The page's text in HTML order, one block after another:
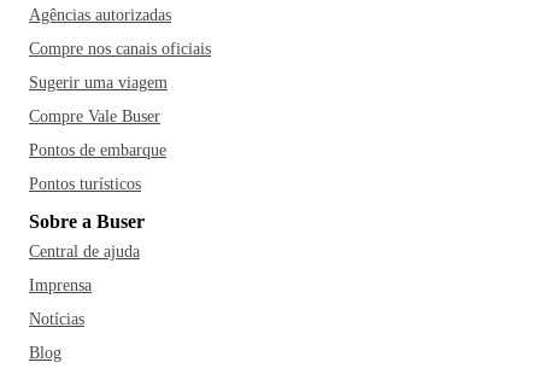
Agências autorizadas
Compre nos canais oficiais
Sugerir uma viagem
Compre Vale Buser
Pontos de embarque
Pontos turísticos
Sobre a Buser
Central de ajuda
Imprensa
Notícias
Blog